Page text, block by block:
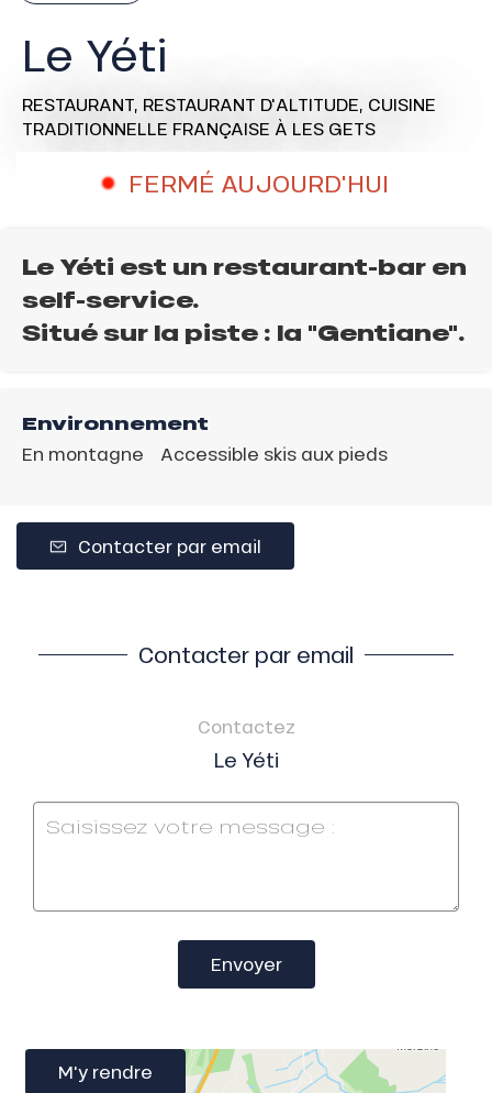
Le Yéti
RESTAURANT, RESTAURANT D'ALTITUDE, CUISINE
TRADITIONNELLE FRANÇAISE À LES GETS
FERMÉ AUJOURD'HUI
Le Yéti est un restaurant-bar en
self-service.
Situé sur la piste : la "Gentiane".
Environnement
En montagne Accessible skis aux pieds
Contacter par email
Contacter par email
Contactez
Le Yéti
Envoyer
M'y rendre